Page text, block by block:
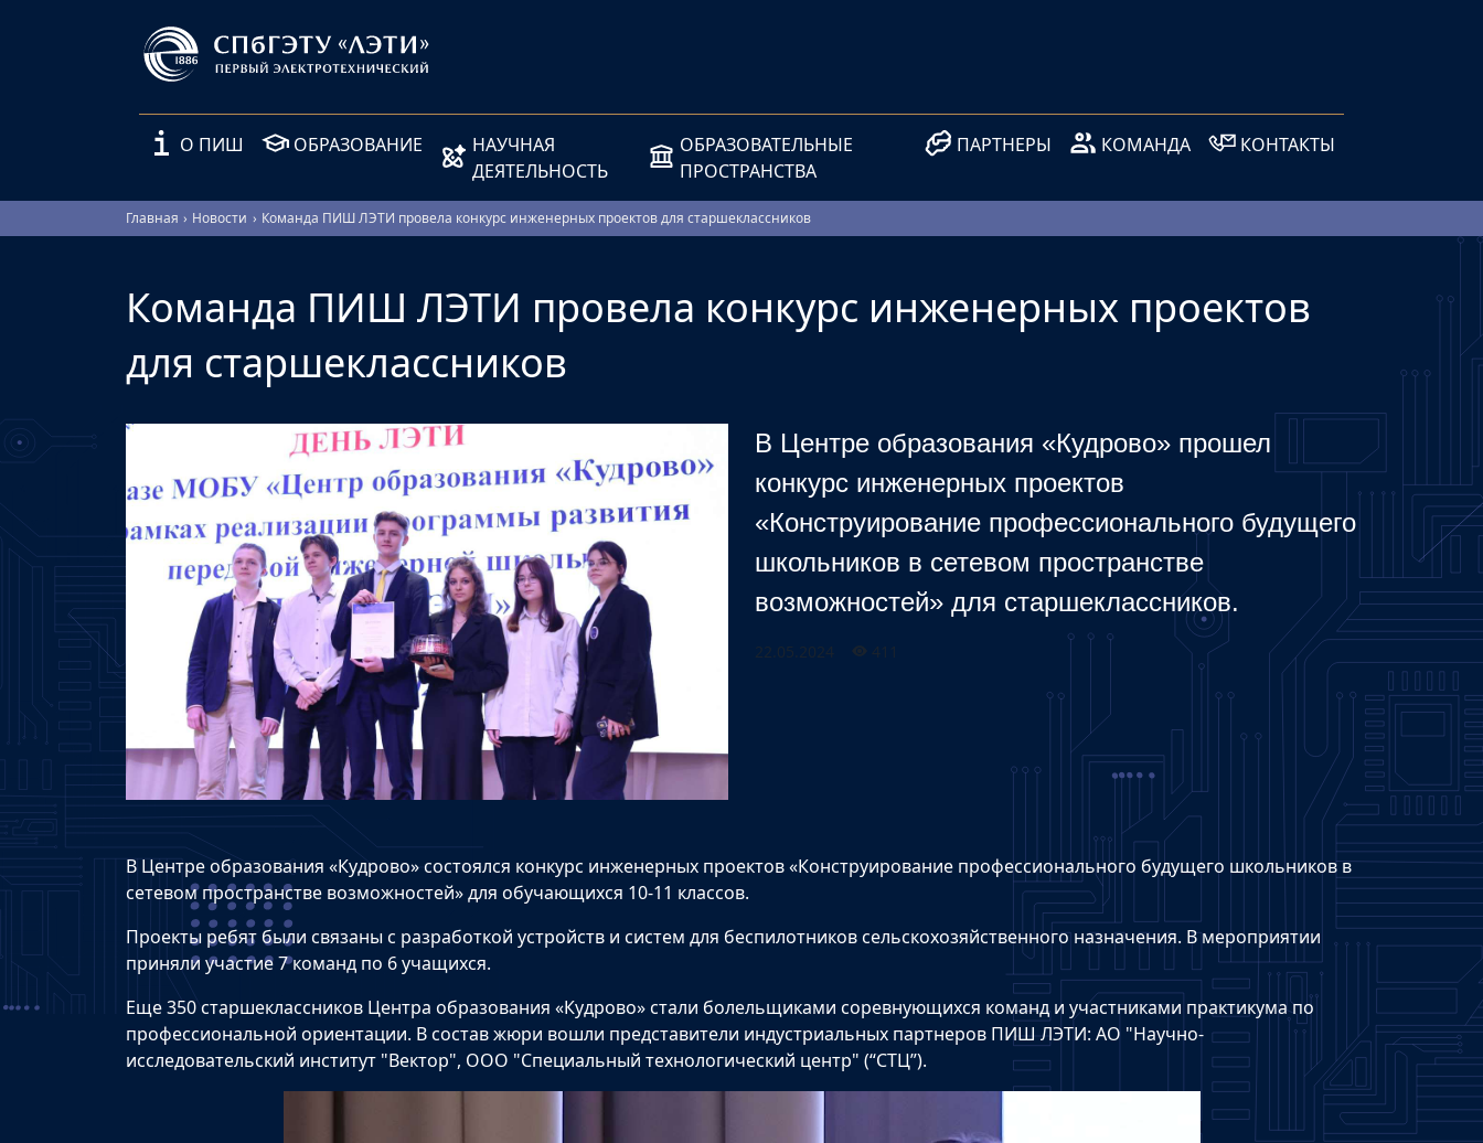
О ПИШ ОБРАЗОВАНИЕ
НАУЧНАЯ
ДЕЯТЕЛЬНОСТЬ
ОБРАЗОВАТЕЛЬНЫЕ
ПРОСТРАНСТВА
ПАРТНЕРЫ КОМАНДА КОНТАКТЫ
Главная Новости Команда ПИШ ЛЭТИ провела конкурс инженерных проектов для старшеклассников
Команда ПИШ ЛЭТИ провела конкурс инженерных проектов
для старшеклассников
В Центре образования «Кудрово» прошел
конкурс инженерных проектов
«Конструирование профессионального будущего
школьников в сетевом пространстве
возможностей» для старшеклассников.
22.05.2024 411
В Центре образования «Кудрово» состоялся конкурс инженерных проектов «Конструирование профессионального будущего школьников в
сетевом пространстве возможностей» для обучающихся 10-11 классов.
Проекты ребят были связаны с разработкой устройств и систем для беспилотников сельскохозяйственного назначения. В мероприятии
приняли участие 7 команд по 6 учащихся.
Еще 350 старшеклассников Центра образования «Кудрово» стали болельщиками соревнующихся команд и участниками практикума по
профессиональной ориентации. В состав жюри вошли представители индустриальных партнеров ПИШ ЛЭТИ: АО "Научно-
исследовательский институт "Вектор", ООО "Специальный технологический центр" (“СТЦ”).